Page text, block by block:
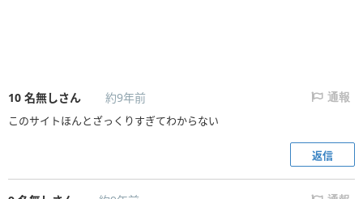
10 名無しさん 約9年前 通報
このサイトほんとざっくりすぎてわからない
返信